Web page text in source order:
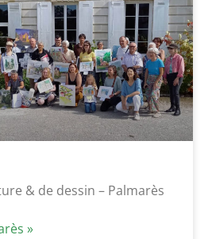
& de dessin – Palmarès
»